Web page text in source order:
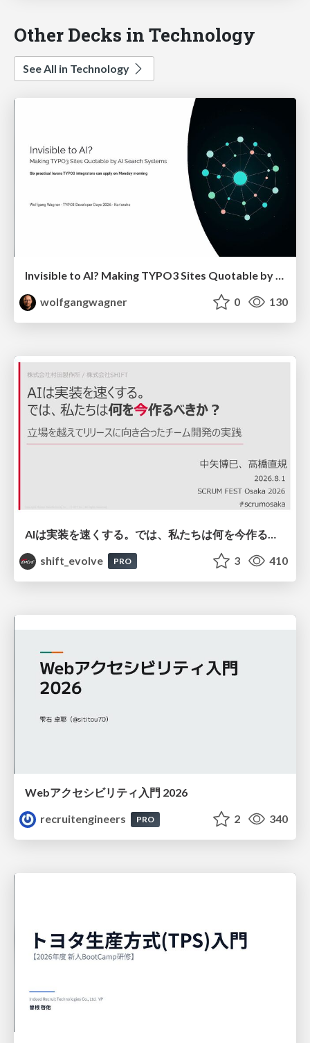
Other Decks in Technology
See All in Technology
Invisible to AI? Making TYPO3 Sites Quotable by AI Search Systems
wolfgangwagner
0 130
shift_evolve
PRO 3 410
Webアクセシビリティ入門 2026
recruitengineers
PRO 2 340